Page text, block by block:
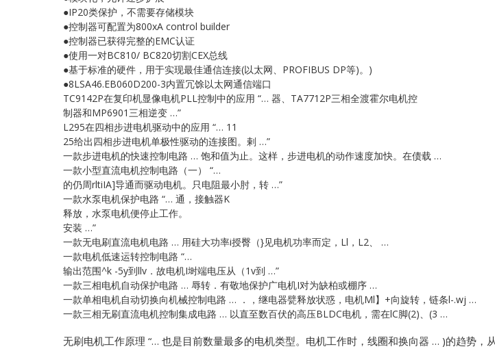
Rolls Royce
TRICONEX
Vibro-meter
WATLOW ANAFAZE
WOODWARD
●IP20类保护，不需要存储模块
●控制器可配置为800xA control builder
●控制器已获得完整的EMC认证
●使用一对BC810/ BC820切割CEX总线
●基于标准的硬件，用于实现最佳通信连接(以太网、PROFIBUS DP等)。)
●8LSA46.EB060D200-3内置冗馀以太网通信端口
TC9142P在复印机显像电机PLL控制中的应用 “… 器、TA7712P三相全渡霍尔电机控
制器和MP6901三相逆变 …”
L295在四相步进电机驱动中的应用 “… 11
25给出四相步进电机单极性驱动的连接图。剌 …”
一款步进电机的快速控制电路 … 饱和值为止。这样，步进电机的动作速度加快。在债载 …
一款小型直流电机控制电路（一） “…
的仍周rltiIA]导通而驱动电机。只电阻最小肘，转 …”
一款水泵电机保护电路 “… 通，接触器K
释放，水泵电机便停止工作。
安装 …”
一款无电刷直流电机电路 … 用硅大功率i授臀（}见电机功率而定，Ll，L2、 …
一款电机低速运转控制电路 “…
输出范围^k -5y到llv．故电机I埘端电压从（1v到 …”
一款三相电机自动保护电路 … 辱转．有敬地保护广电机I对为缺柏或棚序 …
一款单相电机自动切换向机械控制电路 … ．，继电器甓释放状惑，电机Ml】+向旋转，链条l-.wj …
一款三相无刷直流电机控制集成电路 … 以直至数百伏的高压BLDC电机，需在lC脚(2)、(3 …
无刷电机工作原理 “… 也是目前数量最多的电机类型。电机工作时，线圈和换向器 … )的趋势，